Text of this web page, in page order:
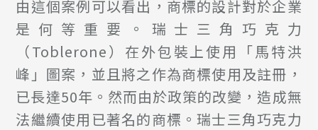
由這個案例可以看出，商標的設計對於企業
是何等重要。瑞士三角巧克力
（Toblerone）在外包裝上使用「馬特洪
峰」圖案，並且將之作為商標使用及註冊，
已長達50年。然而由於政策的改變，造成無
法繼續使用已著名的商標。瑞士三角巧克力